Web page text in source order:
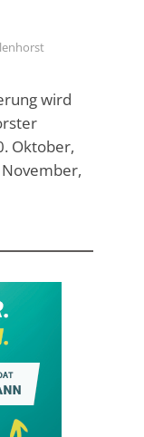
wird
Oktober,